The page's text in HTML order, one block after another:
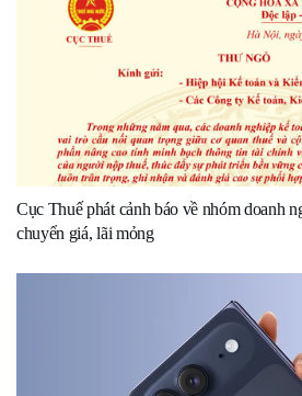
Cục Thuế phát cảnh báo về nhóm doanh
chuyển giá, lãi mỏng